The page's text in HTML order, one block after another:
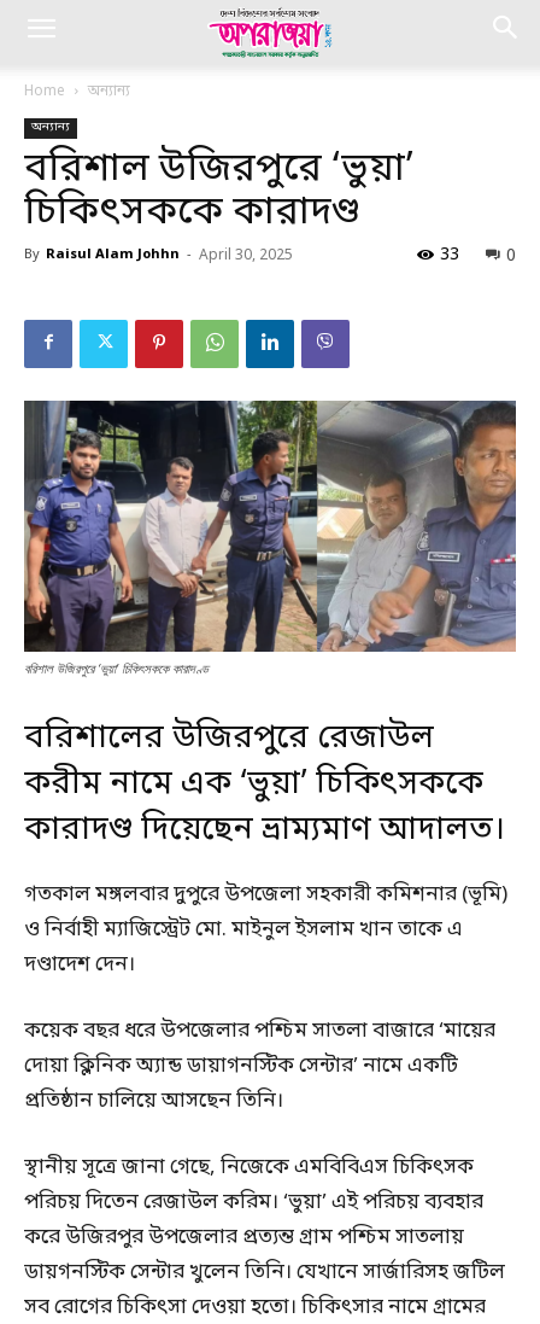
Home অন্যান্য
অন্যান্য
বরিশাল উজিরপুরে ‘ভুয়া’
চিকিৎসককে কারাদণ্ড
By Raisul Alam Johhn - April 30, 2025 0
33
বরিশাল উজিরপুরে ‘ভুয়া’ চিকিৎসককে কারাদণ্ড
বরিশালের উজিরপুরে রেজাউল
করীম নামে এক ‘ভুয়া’ চিকিৎসককে
কারাদণ্ড দিয়েছেন ভ্রাম্যমাণ আদালত।
গতকাল মঙ্গলবার দুপুরে উপজেলা সহকারী কমিশনার (ভূমি)
ও নির্বাহী ম্যাজিস্ট্রেট মো. মাইনুল ইসলাম খান তাকে এ
দণ্ডাদেশ দেন।
কয়েক বছর ধরে ‍উপজেলার পশ্চিম সাতলা বাজারে ‘মায়ের
দোয়া ক্লিনিক অ্যান্ড ডায়াগনস্টিক সেন্টার’ নামে একটি
প্রতিষ্ঠান চালিয়ে আসছেন তিনি।
স্থানীয় সূত্রে জানা গেছে, নিজেকে এমবিবিএস চিকিৎসক
পরিচয় দিতেন রেজাউল করিম। ‘ভুয়া’ এই পরিচয় ব্যবহার
করে উজিরপুর উপজেলার প্রত্যন্ত গ্রাম পশ্চিম সাতলায়
ডায়গনস্টিক সেন্টার খুলেন তিনি। যেখানে সার্জারিসহ জটিল
সব রোগের চিকিৎসা দেওয়া হতো। চিকিৎসার নামে গ্রামের